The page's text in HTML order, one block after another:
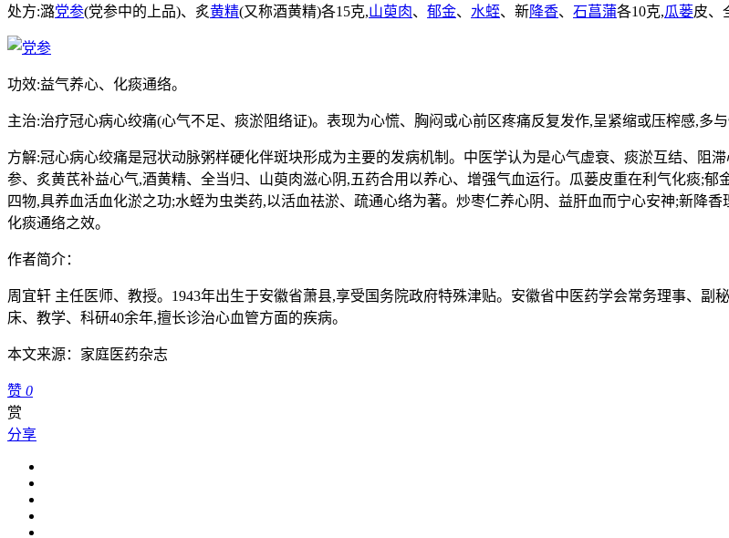
处方:潞党参(党参中的上品)、炙黄精(又称酒黄精)各15克,山萸肉、 郁金、 水蛭、新降香、 石菖蒲各10克,瓜蒌皮、
功效:益气养心、化痰通络。
主治:治疗冠心病心绞痛(心气不足、痰淤阻络证)。表现为心慌、胸闷或心前区疼痛反复发作,呈紧缩或压榨感,多
方解:冠心病心绞痛是冠状动脉粥样硬化伴斑块形成为主要的发病机制。中医学认为是心气虚衰、痰淤互结、阻
参、炙黄芪补益心气,酒黄精、全当归、山萸肉滋心阴,五药合用以养心、增强气血运行。瓜蒌皮重在利气化痰;郁
四物,具养血活血化淤之功;水蛭为虫类药,以活血祛淤、疏通心络为著。炒枣仁养心阴、益肝血而宁心安神;新降
化痰通络之效。
作者简介：
周宜轩 主任医师、教授。1943年出生于安徽省萧县,享受国务院政府特殊津贴。安徽省中医药学会常务理事、
床、教学、科研40余年,擅长诊治心血管方面的疾病。
本文来源：家庭医药杂志
赞 0
赏
分享